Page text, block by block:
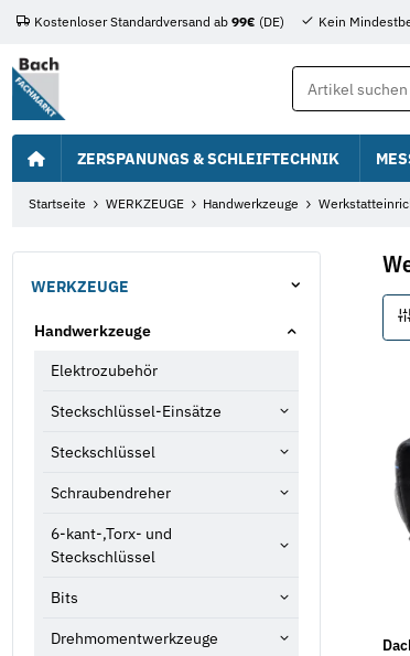
Kostenloser Standardversand ab 99€ (DE) Kein
ZERSPANUNGS & SCHLEIFTECHNIK
Startseite WERKZEUGE Handwerkzeuge
WERKZEUGE
Handwerkzeuge
Elektrozubehör
Steckschlüssel-Einsätze
Steckschlüssel
Schraubendreher
6-kant-,Torx- und
Steckschlüssel
Bits
Drehmomentwerkzeuge